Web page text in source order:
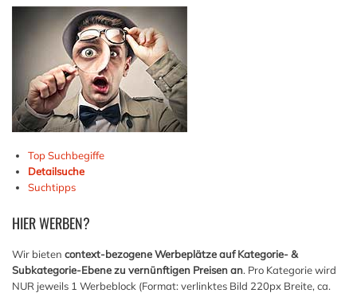
Top Suchbegiffe
Detailsuche
Suchtipps
HIERWERBEN?
Wir bieten context-bezogene Werbeplätze auf Kategorie- &
Subkategorie-Ebene zu vernünftigen Preisen an. Pro Kategorie wird
NUR jeweils 1 Werbeblock (Format: verlinktes Bild 220px Breite, ca.